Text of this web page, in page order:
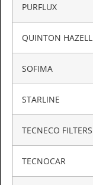
PURFLUX
QUINTON HAZELL
SOFIMA
STARLINE
TECNECO FILTERS
TECNOCAR